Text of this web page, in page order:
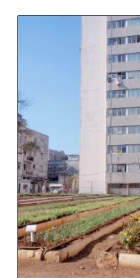
English
CERCAR